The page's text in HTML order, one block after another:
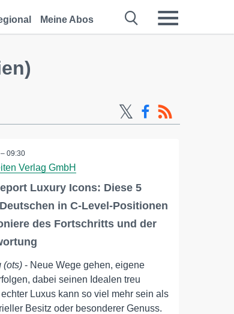
Meine Abos
09:30
Verlag GmbH
Luxury Icons: Diese 5
in C-Level-Positionen
des Fortschritts und der
(ots) - Neue Wege gehen, eigene
dabei seinen Idealen treu
Luxus kann so viel mehr sein als
Besitz oder besonderer Genuss.